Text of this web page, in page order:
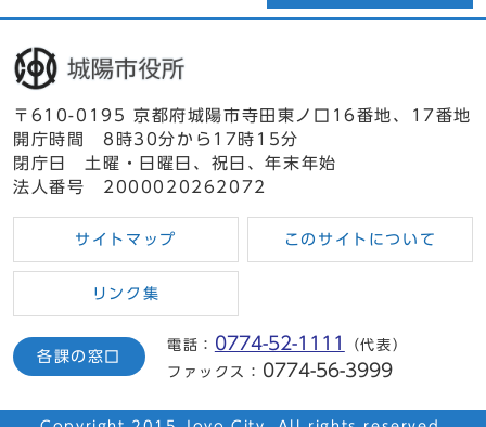
〒610-0195 京都府城陽市寺田東ノ口16番地、17番地
開庁時間 8時30分から17時15分
閉庁日 土曜・日曜日、祝日、年末年始
法人番号 2000020262072
サイトマップ このサイトについて
リンク集
各課の窓口
電話： 0774-52-1111
（代表）
ファックス：
0774-56-3999